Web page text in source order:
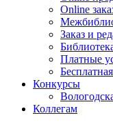
Online
Заказ и
Платные
Конкурсы
Коллегам